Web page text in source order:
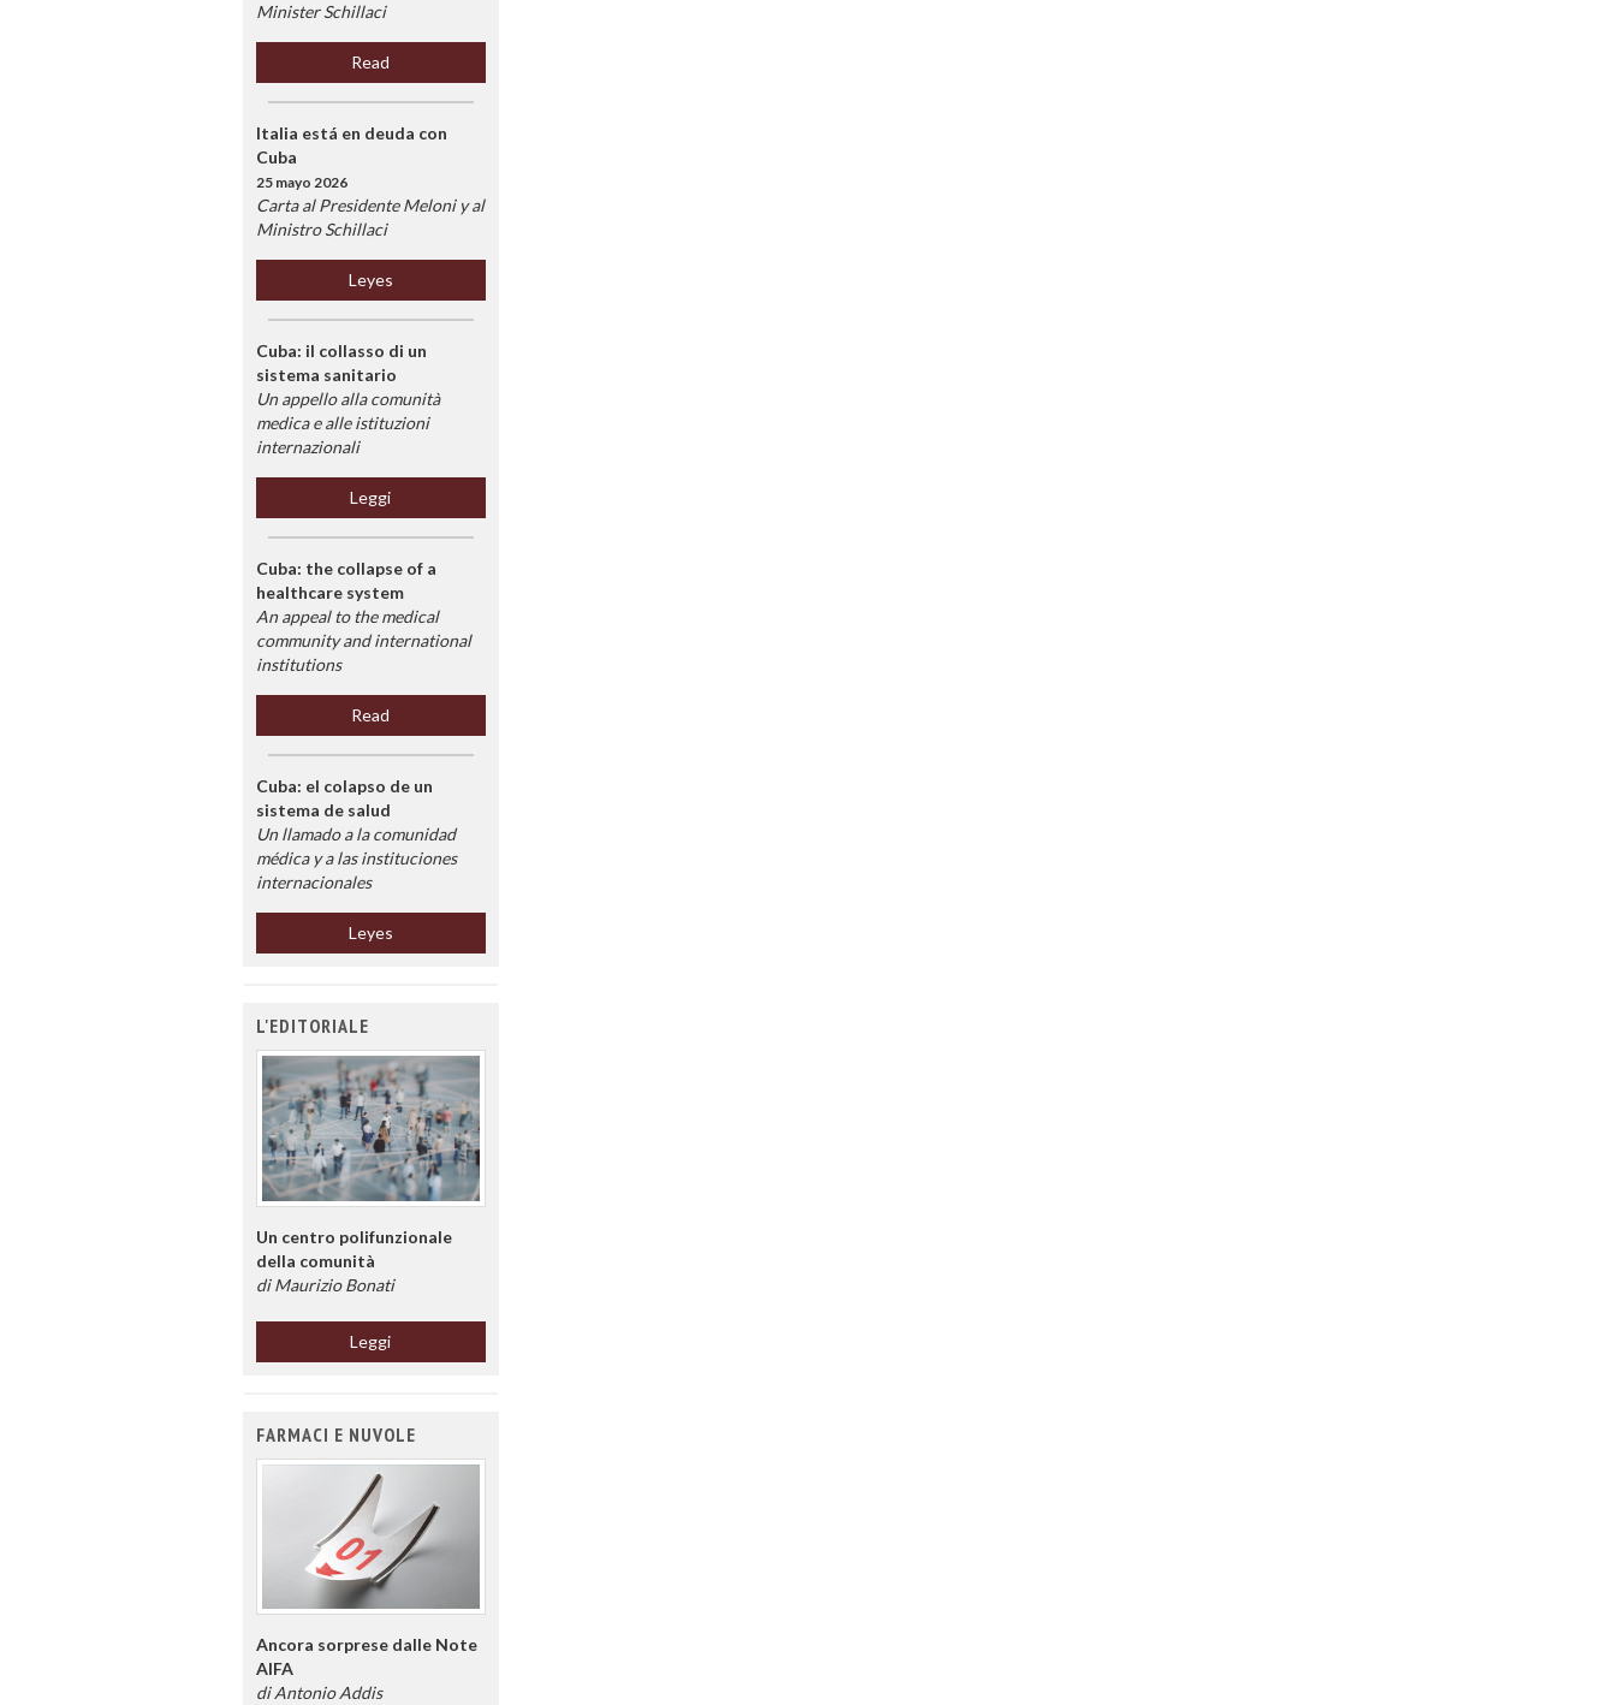
Minister Schillaci
Read
Italia está en deuda con
Cuba
25 mayo 2026
Carta al Presidente Meloni y al
Ministro Schillaci
Leyes
Cuba: il collasso di un
sistema sanitario
Un appello alla comunità
medica e alle istituzioni
internazionali
Leggi
Cuba: the collapse of a
healthcare system
An appeal to the medical
community and international
institutions
Read
Cuba: el colapso de un
sistema de salud
Un llamado a la comunidad
médica y a las instituciones
internacionales
Leyes
L'EDITORIALE
Un centro polifunzionale
della comunità
di Maurizio Bonati
Leggi
FARMACI E NUVOLE
Ancora sorprese dalle Note
AIFA
di Antonio Addis